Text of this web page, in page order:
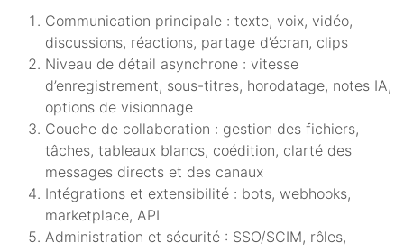
Communication principale : texte, voix, vidéo,
discussions, réactions, partage d’écran, clips
Niveau de détail asynchrone : vitesse
d’enregistrement, sous-titres, horodatage, notes IA,
options de visionnage
Couche de collaboration : gestion des fichiers,
tâches, tableaux blancs, coédition, clarté des
messages directs et des canaux
Intégrations et extensibilité : bots, webhooks,
marketplace, API
Administration et sécurité : SSO/SCIM, rôles,